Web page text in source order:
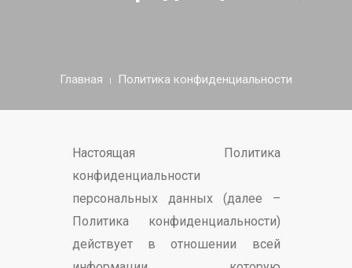
КОНТАКТЫГлавная Политика конфиденциальности
Настоящая Политика
конфиденциальности
персональных данных (далее –
Политика конфиденциальности)
действует в отношении всей